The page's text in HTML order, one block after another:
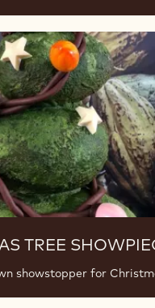
TREE
showstopper for